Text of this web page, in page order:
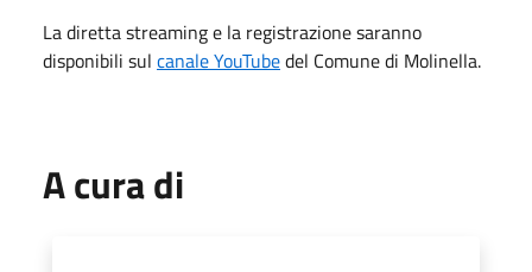
La diretta streaming e la registrazione saranno
disponibili sul canale YouTubedel Comune di Molinella.
A cura di